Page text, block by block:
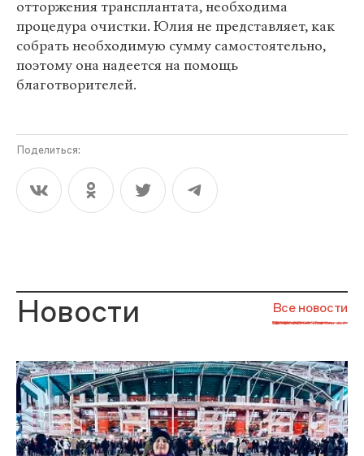
отторжения трансплантата, необходима
процедура очистки. Юлия не представляет, как
собрать необходимую сумму самостоятельно,
поэтому она надеется на помощь
благотворителей.
Поделиться:
Новости Все новости